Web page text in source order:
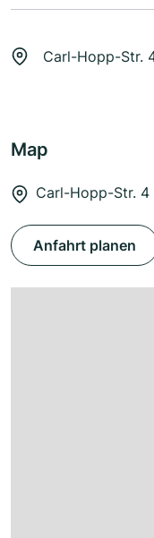
Carl-Hopp-Str.
Map
Carl-Hopp-Str.
Anfahrt planen